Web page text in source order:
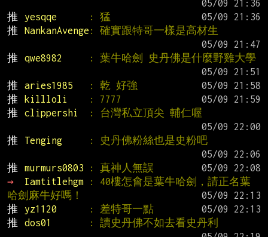
推
yesqqe : 猛
推
NankanAvenge : 確實跟特哥一樣是高材生
推
qwe8982
: 葉牛哈劍 史丹佛是什麼野雞大學
推
aries1985 : 乾 好強
推
killloli : 7777
推
clippershi
: 台灣私立頂尖 輔仁喔
推
Tenging
: 史丹佛粉絲也是史粉吧
推
murmurs0803 : 真神人無誤
→
Iamtitlehgm
: 40樓怎會是葉牛哈劍，請正名葉
哈劍麻牛好嗎！
推
yz1120 : 差特哥一點
推
dos01
: 讀史丹佛不如去看史丹利